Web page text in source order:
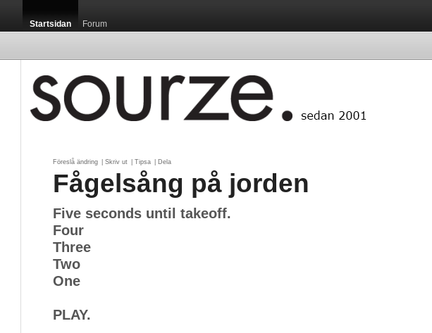
Startsidan Forum
Föreslå ändring Skriv ut Tipsa Dela
Fågelsång på jorden
Five seconds until takeoff.
Four
Three
Two
One
PLAY.